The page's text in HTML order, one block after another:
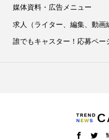
媒体資料・広告メニュー
求人（ライター、編集、動画
誰でもキャスター！応募ペー